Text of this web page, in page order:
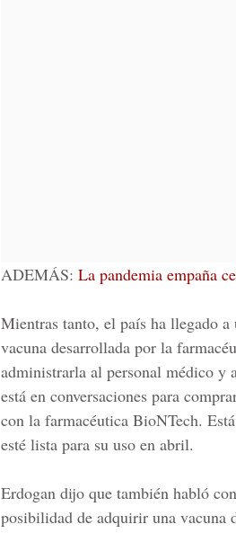
ADEMÁS: La pandemia empaña
Mientras tanto, el país ha llegado
vacuna desarrollada por la
administrarla al personal médico y
está en conversaciones para
con la farmacéutica BioNTech.
esté lista para su uso en abril.
Erdogan dijo que también habló
posibilidad de adquirir una vacuna